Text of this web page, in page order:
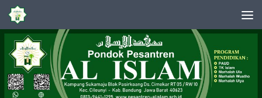
Skip to content